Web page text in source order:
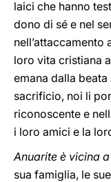
laici che hanno
dono di sé e nel
nell’attaccamento
loro vita cristiana
emana dalla
sacrificio, noi li
riconoscente e
i loro amici e la
Anuarite è vicina
sua famiglia, le